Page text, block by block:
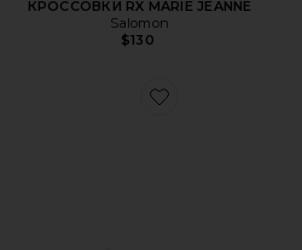
КРОССОВКИ RX MARIE JEANNE
Salomon
$130
Favorite КРОССОВКИ-